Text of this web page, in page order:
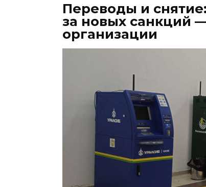
Переводы и
за новых санкций
организации